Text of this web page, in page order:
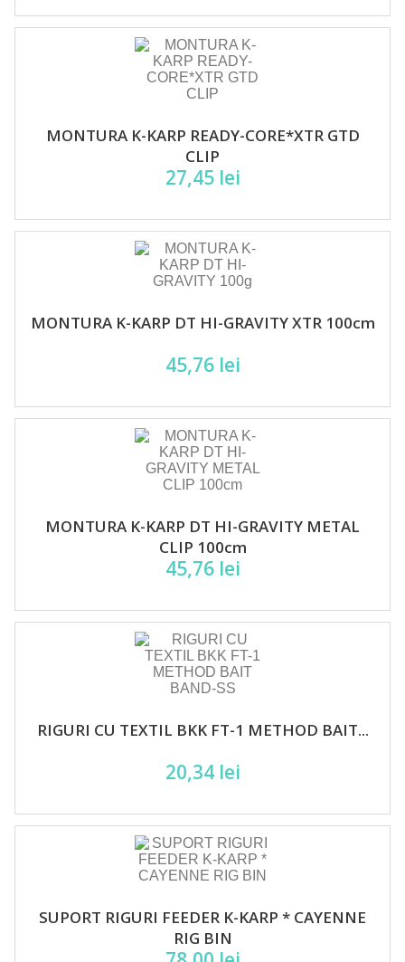
MONTURA K-KARP READY-CORE*XTR GTD
CLIP
27,45 lei
MONTURA K-KARP DT HI-GRAVITY XTR 100cm
45,76 lei
MONTURA K-KARP DT HI-GRAVITY METAL
CLIP 100cm
45,76 lei
RIGURI CU TEXTIL BKK FT-1 METHOD BAIT...
20,34 lei
SUPORT RIGURI FEEDER K-KARP * CAYENNE
RIG BIN